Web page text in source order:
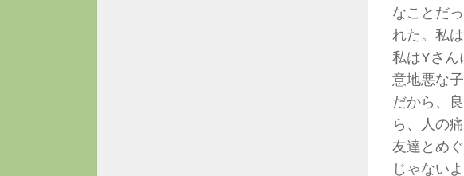
なことだ
れた。私
私はYさん
意地悪な
だから、
ら、人の
友達とめ
じゃない